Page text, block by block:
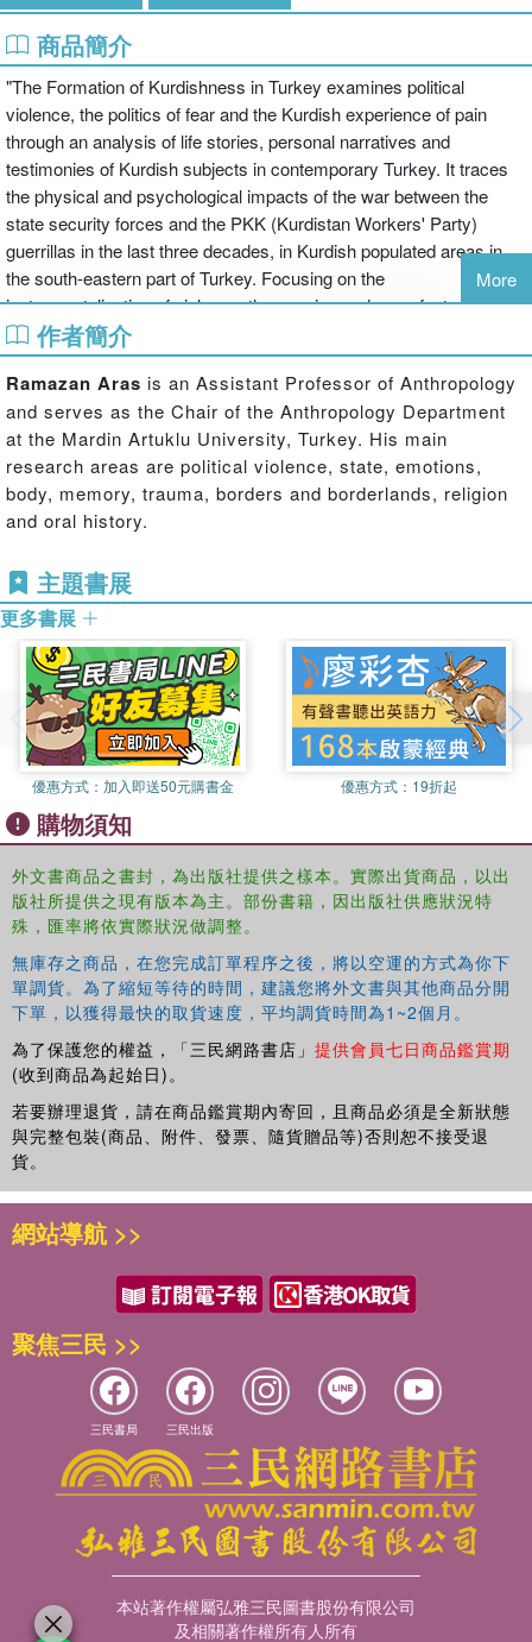
商品簡介
"The Formation of Kurdishness in Turkey examines political
violence, the politics of fear and the Kurdish experience of pain
through an analysis of life stories, personal narratives and
testimonies of Kurdish subjects in contemporary Turkey. It traces
the physical and psychological impacts of the war between the
state security forces and the PKK (Kurdistan Workers' Party)
guerrillas in the last three decades, in Kurdish populated areas in
the south-eastern part of Turkey. Focusing on the
instrumentalization of violence, the ensuing and manufactured
culture of fear, gendered experiences of state violence, pain,
incarceration, and corporeal punishment, Ramazan Aras argues
that these phenomena have shaped contemporary Kurdish history
and memory. Analysing occurrences of various forms of protracted
state violence and fear not only as personal and differential
markers experienced by individuals, but also as communally-felt
phenomena which have engendered collective suffering, this book
asserts that these traumatic experiences have marked the social
an anthropological study of political violence, fear, and pain
amongst the Kurdish community in Turkey, this book will be
welcomed by students and scholars of Kurdish Studies, Middle
East Studies and Anthropology"
More
作者簡介
Ramazan Aras is an Assistant Professor of Anthropology
and serves as the Chair of the Anthropology Department
at the Mardin Artuklu University, Turkey. His main
research areas are political violence, state, emotions,
body, memory, trauma, borders and borderlands, religion
and oral history.
主題書展
更多書展
優惠方式： 加入即送50元購書金 優惠方式： 19折起
購物須知
外文書商品之書封，為出版社提供之樣本。實際出貨商品，以出
版社所提供之現有版本為主。部份書籍，因出版社供應狀況特
殊，匯率將依實際狀況做調整。
無庫存之商品，在您完成訂單程序之後，將以空運的方式為你下
單調貨。為了縮短等待的時間，建議您將外文書與其他商品分開
下單，以獲得最快的取貨速度，平均調貨時間為1~2個月。
為了保護您的權益，「三民網路書店」 提供會員七日商品鑑賞期
(收到商品為起始日)。
若要辦理退貨，請在商品鑑賞期內寄回，且商品必須是全新狀態
與完整包裝(商品、附件、發票、隨貨贈品等)否則恕不接受退
貨。
網站導航 >>
聚焦三民 >>
三民書局 三民出版
本站著作權屬弘雅三民圖書股份有限公司
及相關著作權所有人所有